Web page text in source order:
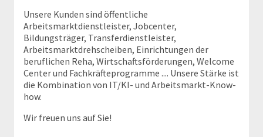
Unsere Kunden sind öffentliche
Arbeitsmarktdienstleister, Jobcenter,
Bildungsträger, Transferdienstleister,
Arbeitsmarktdrehscheiben, Einrichtungen der
beruflichen Reha, Wirtschaftsförderungen, Welcome
Center und Fachkräfteprogramme .... Unsere Stärke ist
die Kombination von IT/KI- und Arbeitsmarkt-Know-
how.
Wir freuen uns auf Sie!